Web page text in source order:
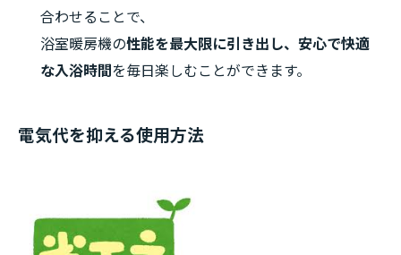
合わせることで、
浴室暖房機の性能を最大限に引き出し、安心で快適
な入浴時間 を毎日楽しむことができます。
電気代を抑える使用方法